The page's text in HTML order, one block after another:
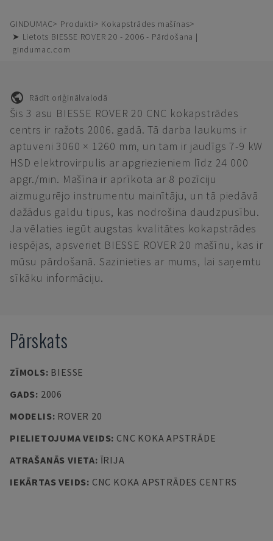
GINDUMAC Produkti
Kokapstrādes mašīnas
➤ Lietots BIESSE ROVER 20 - 2006 - Pārdošana |
gindumac.com
Rādīt oriģinālvalodā
Šis 3 asu BIESSE ROVER 20 CNC kokapstrādes
centrs ir ražots 2006. gadā. Tā darba laukums ir
aptuveni 3060 × 1260 mm, un tam ir jaudīgs 7-9 kW
HSD elektrovirpulis ar apgriezieniem līdz 24 000
apgr./min. Mašīna ir aprīkota ar 8 pozīciju
aizmugurējo instrumentu mainītāju, un tā piedāvā
dažādus galdu tipus, kas nodrošina daudzpusību.
Ja vēlaties iegūt augstas kvalitātes kokapstrādes
iespējas, apsveriet BIESSE ROVER 20 mašīnu, kas ir
mūsu pārdošanā. Sazinieties ar mums, lai saņemtu
sīkāku informāciju.
Pārskats
ZĪMOLS: BIESSE
GADS: 2006
MODELIS: ROVER 20
PIELIETOJUMA VEIDS: CNC KOKA APSTRĀDE
ATRAŠANĀS VIETA: ĪRIJA
IEKĀRTAS VEIDS: CNC KOKA APSTRĀDES CENTRS